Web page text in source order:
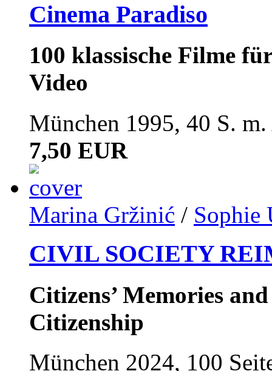
Cinema Paradiso
100 klassische Filme
Video
München 1995, 40 S.
7,50 EUR
Marina Gržinić / Sophie
CIVIL SOCIETY
Citizens’ Memories
Citizenship
München 2024, 100